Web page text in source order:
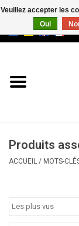
Marques
Appelez-nous au
Produits
ACCUEIL / MOTS-
Veuillez accepter les
Oui